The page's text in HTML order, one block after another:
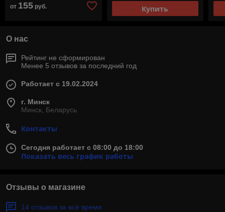
от 155 руб. Купить
О нас
Рейтинг не сформирован
Менее 5 отзывов за последний год
Работает с 19.02.2024
г. Минск
Минск, Беларусь
Контакты
Сегодня работает с 08:00 до 18:00
Показать весь график работы
Отзывы о магазине
14 отзывов за всё время